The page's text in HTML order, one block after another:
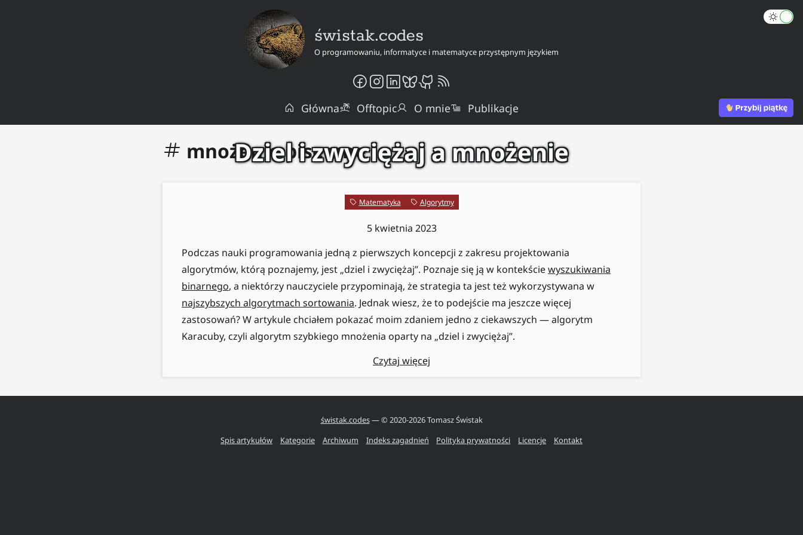
świstak.codes
O programowaniu, informatyce i matematyce przystępnym językiem
Główna Offtopic O mnie Publikacje
mnożenie pisemne
Dziel i zwyciężaj a mnożenie
Matematyka Algorytmy
5 kwietnia 2023
Podczas nauki programowania jedną z pierwszych koncepcji z zakresu projektowania
algorytmów, którą poznajemy, jest „dziel i zwyciężaj”. Poznaje się ją w kontekściewyszukiwania
binarnego, a niektórzy nauczyciele przypominają, że strategia ta jest też wykorzystywana w
najszybszych algorytmach sortowania. Jednak wiesz, że to podejście ma jeszcze więcej
zastosowań? W artykule chciałem pokazać moim zdaniem jedno z ciekawszych — algorytm
Karacuby, czyli algorytm szybkiego mnożenia oparty na „dziel i zwyciężaj”.
Czytaj więcej
świstak.codes— © 2020-2026Tomasz Świstak
Spis artykułów
Kategorie Archiwum Indeks zagadnień Polityka prywatności Licencje Kontakt